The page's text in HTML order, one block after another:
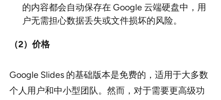
的内容都会自动保存在 Google 云端硬盘中，用
户无需担心数据丢失或文件损坏的风险。
（2）价格
Google Slides 的基础版本是免费的，适用于大多数
个人用户和中小型团队。然而，对于需要更高级功